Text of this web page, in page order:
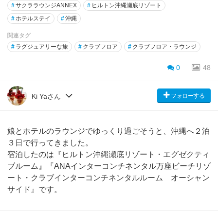
#サクララウンジANNEX # ヒルトン沖縄瀬底リゾート
# ホテルステイ #沖縄
関連タグ
# ラグジュアリーな旅 # クラブフロア # クラブフロア・ラウンジ
0 48
Ki Yaさん フォローする
娘とホテルのラウンジでゆっくり過ごそうと、沖縄へ２泊
３日で行ってきました。
宿泊したのは『ヒルトン沖縄瀬底リゾート・エグゼクティ
ブルーム』『ANAインターコンチネンタル万座ビーチリゾ
ート・クラブインターコンチネンタルルーム オーシャン
サイド』です。